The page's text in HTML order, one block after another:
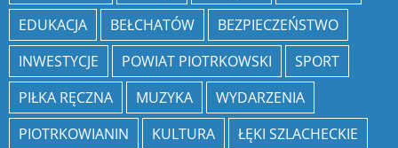
EDUKACJA
BEŁCHATÓW
BEZPIECZEŃSTWO
INWESTYCJE
POWIAT PIOTRKOWSKI
SPORT
PIŁKA RĘCZNA
MUZYKA
WYDARZENIA
PIOTRKOWIANIN
KULTURA
ŁĘKI SZLACHECKIE